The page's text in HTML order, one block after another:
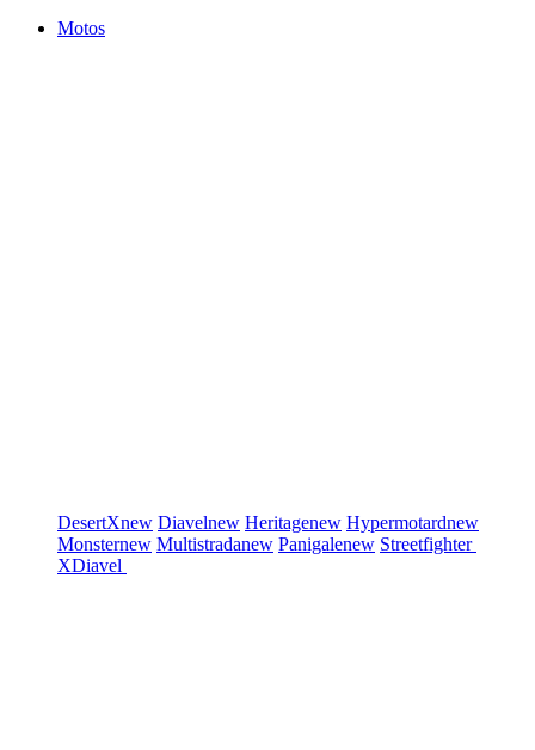
Motos
DesertXnew Diavelnew Heritagenew Hypermotardnew
Monsternew Multistradanew Panigalenew Streetfighter
XDiavel